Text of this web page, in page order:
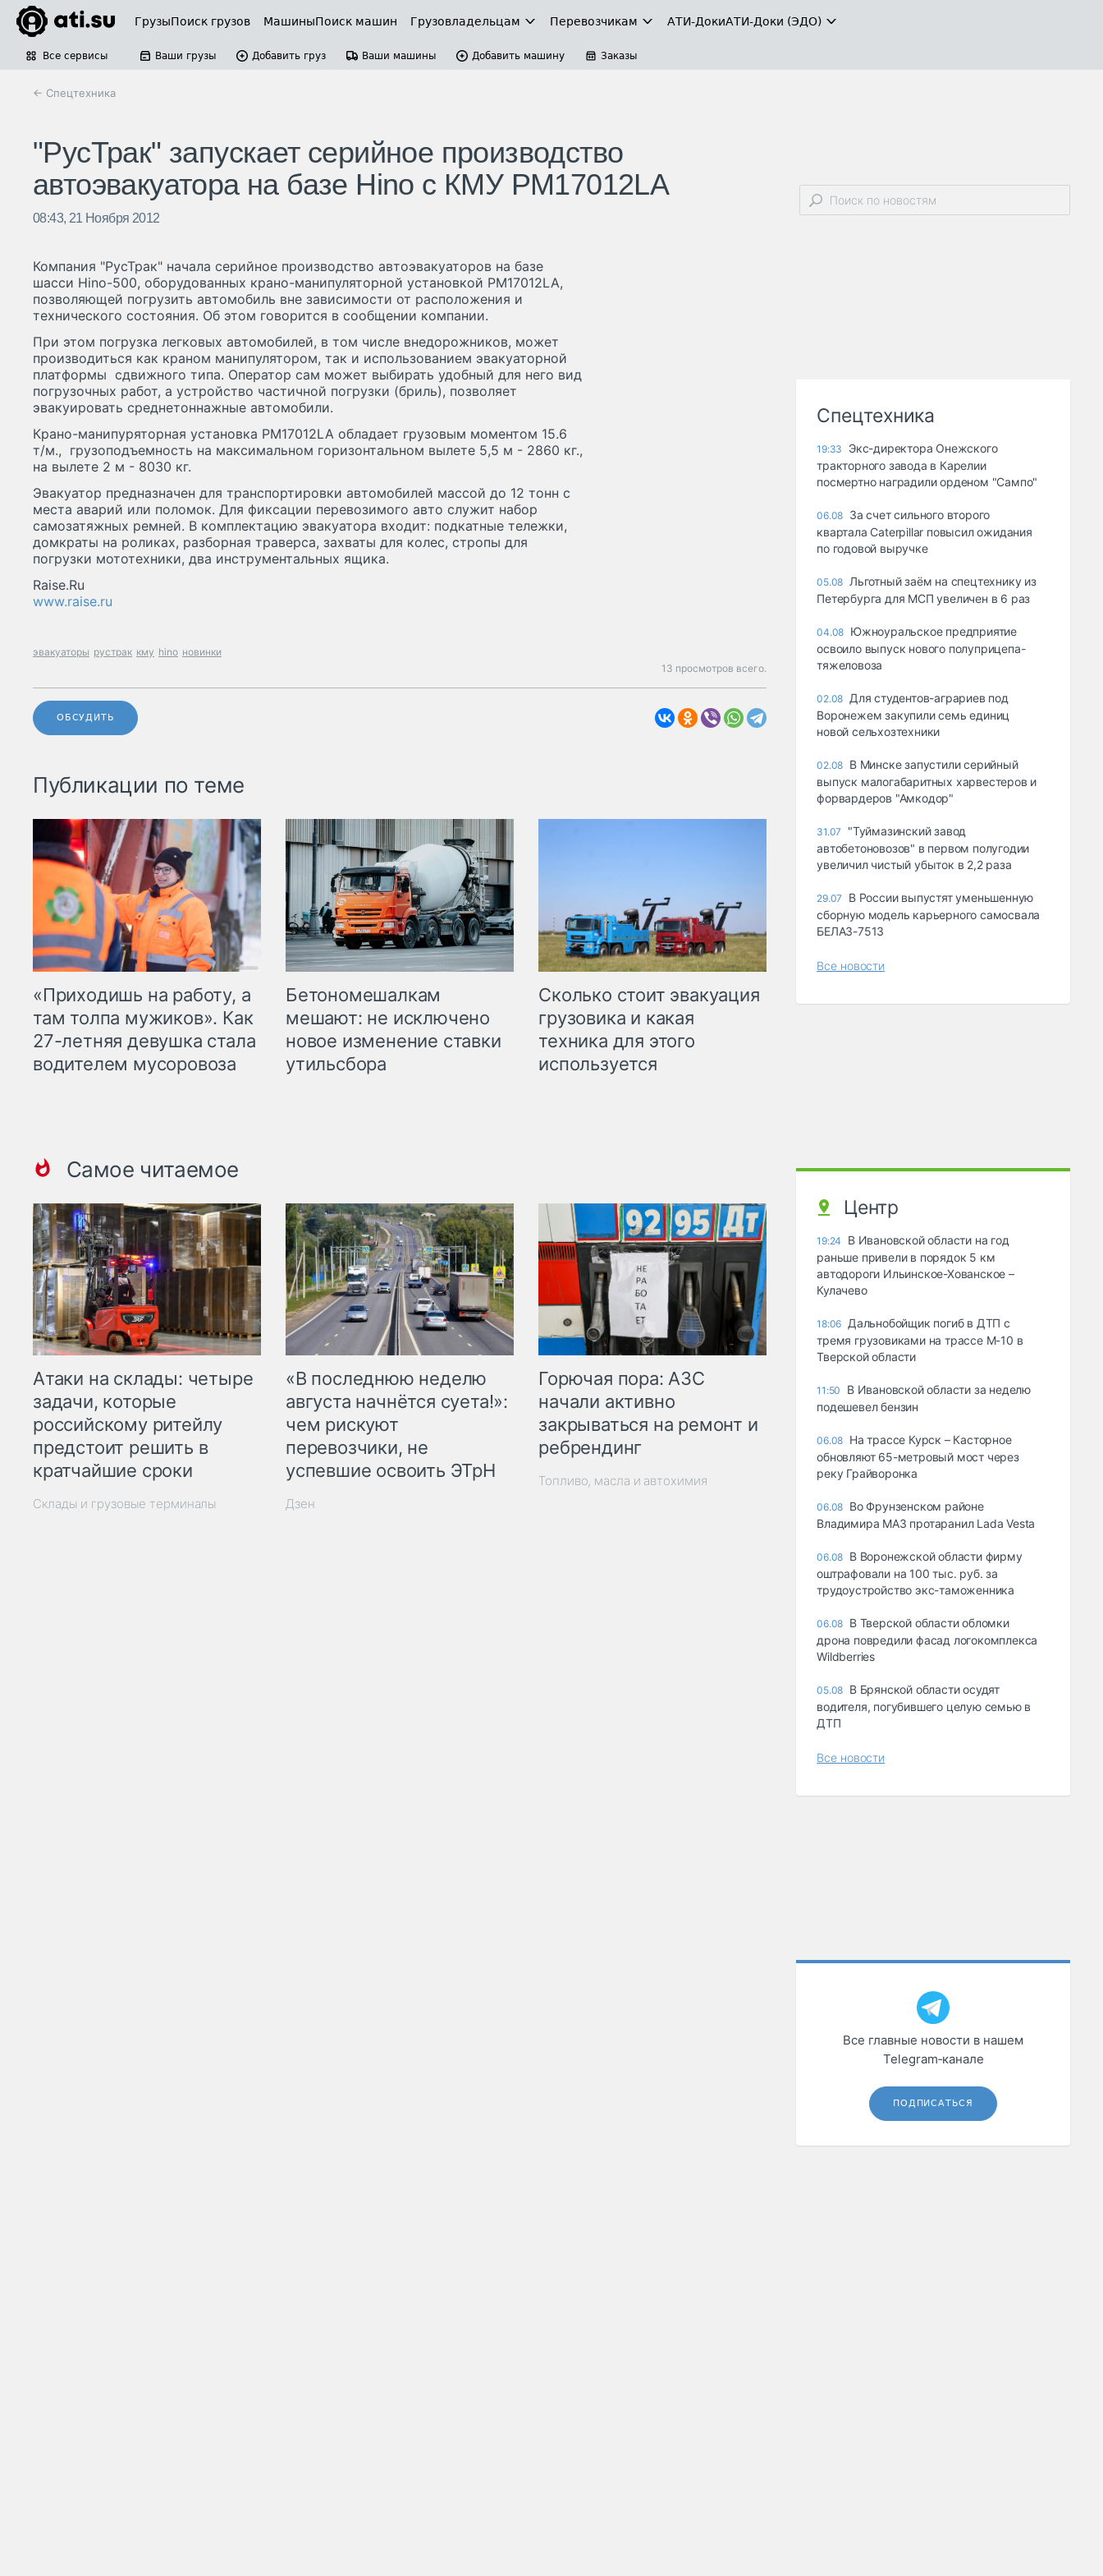
ГрузыПоиск грузов МашиныПоиск машин Грузовладельцам Перевозчикам АТИ-ДокиАТИ-Доки (ЭДО)
Все сервисы Ваши грузы Добавить груз Ваши машины Добавить машину Заказы
← Спецтехника
"РусТрак" запускает серийное производство
автоэвакуатора на базе Hino с КМУ PM17012LA
08:43, 21 Ноября 2012
Компания "РусТрак" начала серийное производство автоэвакуаторов на базе
шасси Hino-500, оборудованных крано-манипуляторной установкой PM17012LA,
позволяющей погрузить автомобиль вне зависимости от расположения и
технического состояния. Об этом говорится в сообщении компании.
При этом погрузка легковых автомобилей, в том числе внедорожников, может
производиться как краном манипулятором, так и использованием эвакуаторной
платформы сдвижного типа. Оператор сам может выбирать удобный для него вид
погрузочных работ, а устройство частичной погрузки (бриль), позволяет
эвакуировать среднетоннажные автомобили.
Крано-манипуряторная установка PM17012LA обладает грузовым моментом 15.6
т/м., грузоподъемность на максимальном горизонтальном вылете 5,5 м - 2860 кг.,
на вылете 2 м - 8030 кг.
Эвакуатор предназначен для транспортировки автомобилей массой до 12 тонн с
места аварий или поломок. Для фиксации перевозимого авто служит набор
самозатяжных ремней. В комплектацию эвакуатора входит: подкатные тележки,
домкраты на роликах, разборная траверса, захваты для колес, стропы для
погрузки мототехники, два инструментальных ящика.
Raise.Ru
www.raise.ru
эвакуаторы рустрак кму hino новинки
13 просмотров всего.
ОБСУДИТЬ
Публикации по теме
«Приходишь на работу, а
там толпа мужиков». Как
27-летняя девушка стала
водителем мусоровоза
Бетономешалкам
мешают: не исключено
новое изменение ставки
утильсбора
Сколько стоит эвакуация
грузовика и какая
техника для этого
используется
Самое читаемое
Атаки на склады: четыре
задачи, которые
российскому ритейлу
предстоит решить в
кратчайшие сроки
Склады и грузовые терминалы
«В последнюю неделю
августа начнётся суета!»:
чем рискуют
перевозчики, не
успевшие освоить ЭТрН
Дзен
Горючая пора: АЗС
начали активно
закрываться на ремонт и
ребрендинг
Топливо, масла и автохимия
Спецтехника
19:33
Экс-директора Онежского
тракторного завода в Карелии
посмертно наградили орденом "Сампо"
06.08 За счет сильного второго
квартала Caterpillar повысил ожидания
по годовой выручке
05.08 Льготный заём на спецтехнику из
Петербурга для МСП увеличен в 6 раз
04.08 Южноуральское предприятие
освоило выпуск нового полуприцепа-
тяжеловоза
02.08 Для студентов-аграриев под
Воронежем закупили семь единиц
новой сельхозтехники
02.08 В Минске запустили серийный
выпуск малогабаритных харвестеров и
форвардеров "Амкодор"
31.07
"Туймазинский завод
автобетоновозов" в первом полугодии
увеличил чистый убыток в 2,2 раза
29.07
В России выпустят уменьшенную
сборную модель карьерного самосвала
БЕЛАЗ-7513
Все новости
Центр
19:24
В Ивановской области на год
раньше привели в порядок 5 км
автодороги Ильинское-Хованское –
Кулачево
18:06 Дальнобойщик погиб в ДТП с
тремя грузовиками на трассе М-10 в
Тверской области
11:50
В Ивановской области за неделю
подешевел бензин
06.08 На трассе Курск – Касторное
обновляют 65-метровый мост через
реку Грайворонка
06.08 Во Фрунзенском районе
Владимира МАЗ протаранил Lada Vesta
06.08 В Воронежской области фирму
оштрафовали на 100 тыс. руб. за
трудоустройство экс-таможенника
06.08 В Тверской области обломки
дрона повредили фасад логокомплекса
Wildberries
05.08 В Брянской области осудят
водителя, погубившего целую семью в
ДТП
Все новости
Все главные новости в нашем
Telegram‑канале
ПОДПИСАТЬСЯ